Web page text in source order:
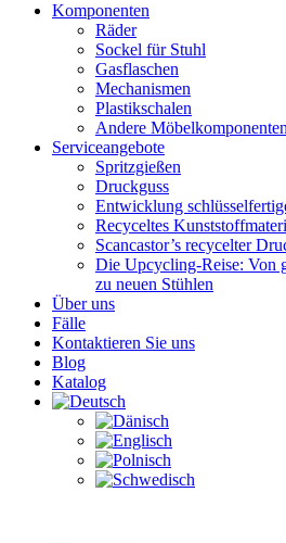
Komponenten
Räder
Sockel für Stuhl
Gasflaschen
Mechanismen
Plastikschalen
Andere Möbelkomponenten
Serviceangebote
Spritzgießen
Druckguss
Entwicklung
Recyceltes
Scancastor’s recycelter
Die Upcycling-Reise: Von
zu neuen Stühlen
Über uns
Fälle
Kontaktieren Sie uns
Blog
Katalog